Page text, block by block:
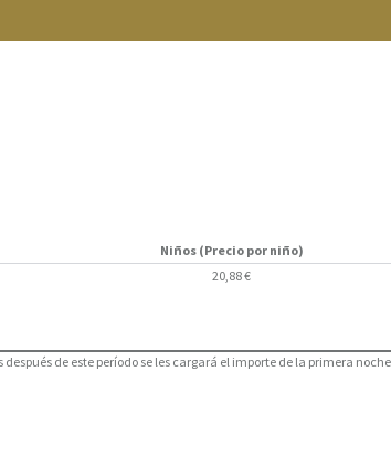
Niños (Precio por niño)
20,88 €
de este período se les cargará el importe de la primera